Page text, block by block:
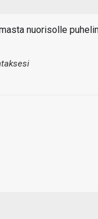
nuorisolle